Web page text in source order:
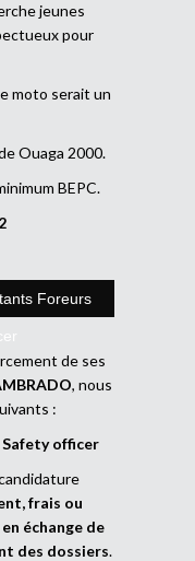
jeunes
pour
moto serait un
Ouaga 2000.
BEPC.
Foreurs
de ses
, nous
:
officer
frais ou
échange de
des dossiers.